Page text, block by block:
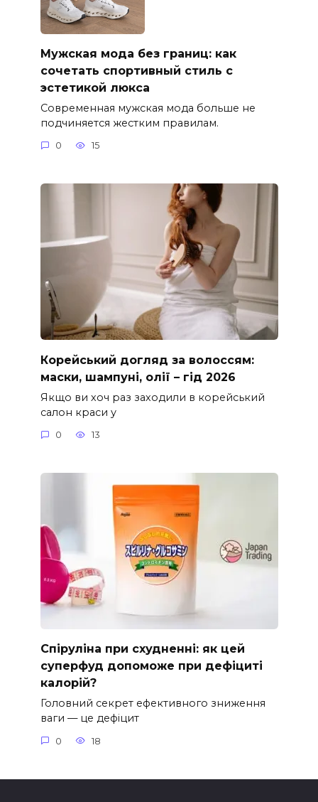
Мужская мода без границ: как
сочетать спортивный стиль с
эстетикой люкса
Современная мужская мода больше не
подчиняется жестким правилам.
0 15
Корейський догляд за волоссям:
маски, шампуні, олії – гід 2026
Якщо ви хоч раз заходили в корейський
салон краси у
0 13
Спіруліна при схудненні: як цей
суперфуд допоможе при дефіциті
калорій?
Головний секрет ефективного зниження
ваги — це дефіцит
0 18